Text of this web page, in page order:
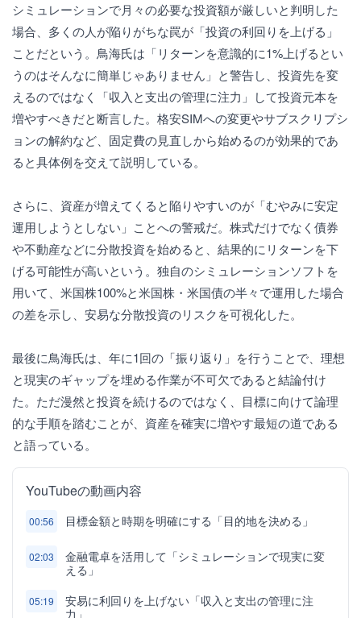
シミュレーションで月々の必要な投資額が厳しいと判明した
場合、多くの人が陥りがちな罠が「投資の利回りを上げる」
ことだという。鳥海氏は「リターンを意識的に1%上げるとい
うのはそんなに簡単じゃありません」と警告し、投資先を変
えるのではなく「収入と支出の管理に注力」して投資元本を
増やすべきだと断言した。格安SIMへの変更やサブスクリプシ
ョンの解約など、固定費の見直しから始めるのが効果的であ
ると具体例を交えて説明している。
さらに、資産が増えてくると陥りやすいのが「むやみに安定
運用しようとしない」ことへの警戒だ。株式だけでなく債券
や不動産などに分散投資を始めると、結果的にリターンを下
げる可能性が高いという。独自のシミュレーションソフトを
用いて、米国株100%と米国株・米国債の半々で運用した場合
の差を示し、安易な分散投資のリスクを可視化した。
最後に鳥海氏は、年に1回の「振り返り」を行うことで、理想
と現実のギャップを埋める作業が不可欠であると結論付け
た。ただ漫然と投資を続けるのではなく、目標に向けて論理
的な手順を踏むことが、資産を確実に増やす最短の道である
と語っている。
YouTubeの動画内容
00:56 目標金額と時期を明確にする「目的地を決める」
02:03
金融電卓を活用して「シミュレーションで現実に変
える」
05:19
安易に利回りを上げない「収入と支出の管理に注
力」